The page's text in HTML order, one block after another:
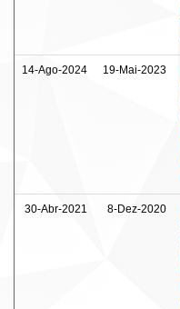
14-Ago-2024 19-Mai-2023
30-Abr-2021 8-Dez-2020